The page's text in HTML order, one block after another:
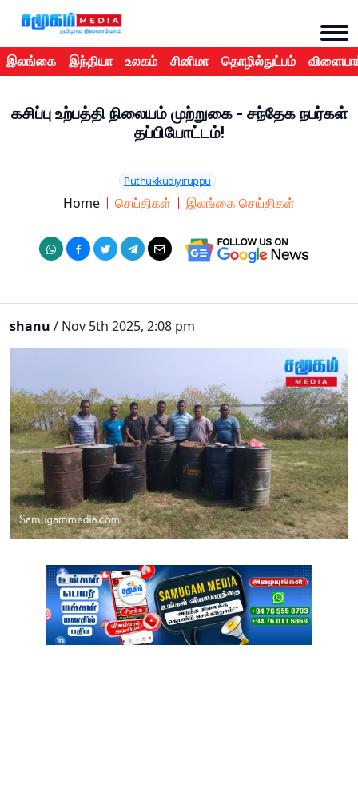
இலங்கை இந்தியா உலகம் சினிமா தொழில்நுட்பம்
கசிப்பு உற்பத்தி நிலையம் முற்றுகை - சந்தேக நபர்கள்
தப்பியோட்டம்!
Puthukkudiyiruppu
Home செய்திகள் இலங்கை செய்திகள்
shanu / Nov 5th 2025, 2:08 pm